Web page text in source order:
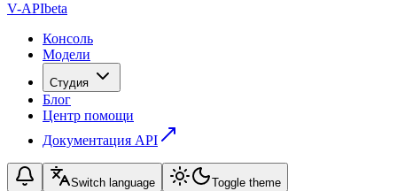
V-APIbeta
Консоль
Модели
Студия
Блог
Центр помощи
Документация API
Switch language Toggle theme